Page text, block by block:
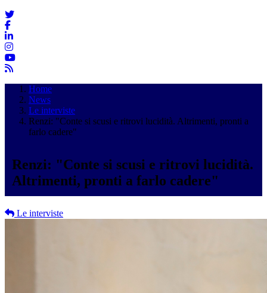
Home
News
Le interviste
Renzi: "Conte si scusi e ritrovi lucidità. Altrimenti, pronti a
farlo cadere"
Renzi: "Conte si scusi e ritrovi lucidità.
Altrimenti, pronti a farlo cadere"
Le interviste